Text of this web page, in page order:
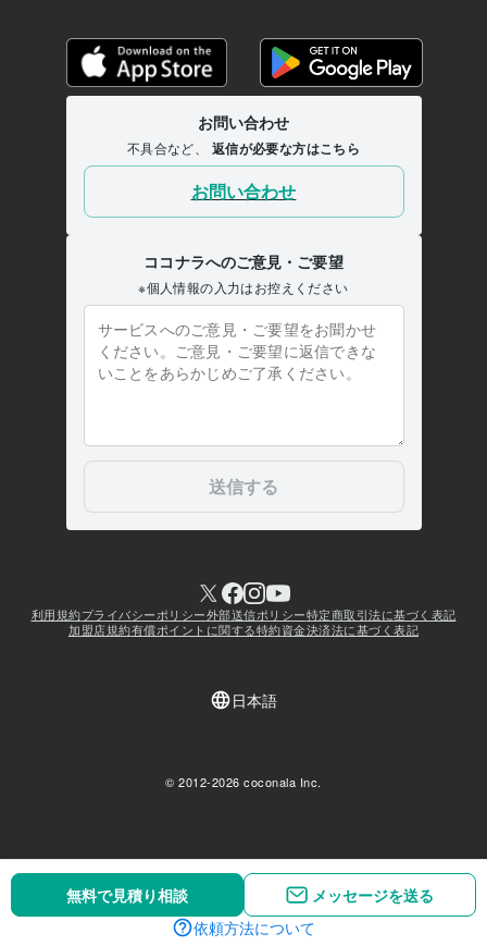
無料で見積り相談
メッセージを送る
無料で見積り相談
メッセージを送る
依頼方法について